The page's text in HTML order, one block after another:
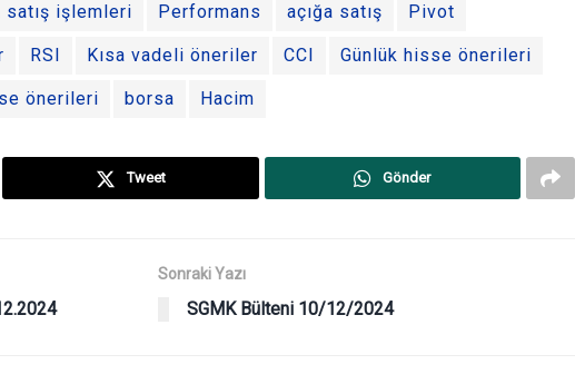
satış işlemleri Performans açığa satış Pivot
RSI Kısa vadeli öneriler CCI Günlük hisse önerileri
önerileri borsa Hacim
Tweet Gönder
Sonraki Yazı
SGMK Bülteni 10/12/2024